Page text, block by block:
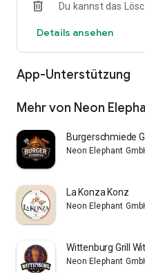
Du kannst das
Details ansehen
App-Unterstützung
Mehr von Neon
Burgerschmiede
Neon Elephant
La Konza Konz
Neon Elephant
Wittenburg Grill
Neon Elephant